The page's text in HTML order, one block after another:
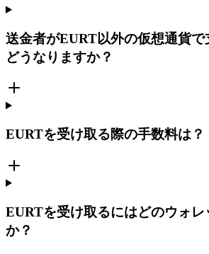
送金者がEURT以外の仮想通貨で
どうなりますか？
EURTを受け取る際の手数料は？
EURTを受け取るにはどのウォ
か？